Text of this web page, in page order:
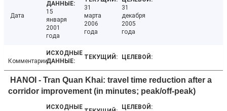
Дата
15
января
2001
года
31
марта
2006
года
31
декабря
2005
года
Комментарии
HANOI - Tran Quan Khai: travel time reduction after a
corridor improvement (in minutes; peak/off-peak)